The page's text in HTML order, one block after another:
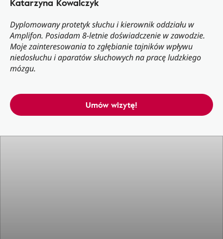
Dyplomowany protetyk słuchu i kierownik oddziału w
Amplifon. Posiadam 8-letnie doświadczenie w zawodzie.
Moje zainteresowania to zgłębianie tajników wpływu
niedosłuchu i aparatów słuchowych na pracę ludzkiego
mózgu.
Umów wizytę!